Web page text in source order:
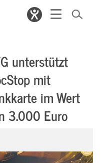
unterstützt
mit
im Wert
3.000 Euro